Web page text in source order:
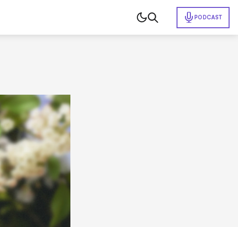
PODCAST